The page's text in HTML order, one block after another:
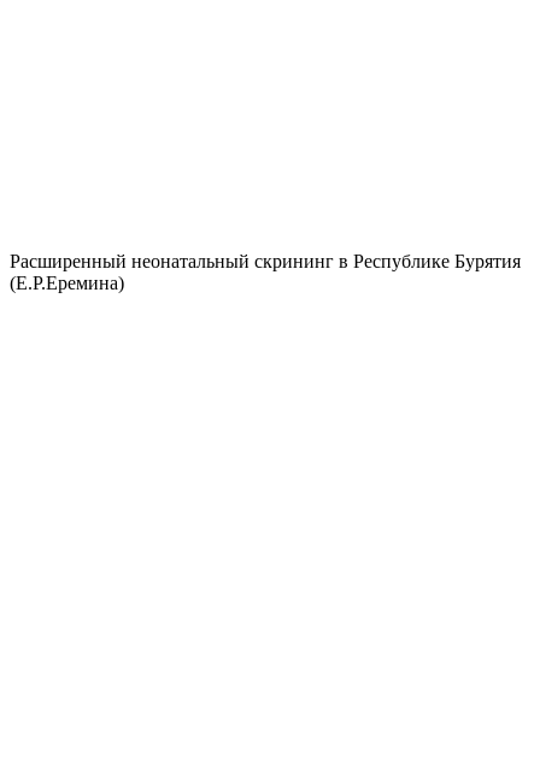
Расширенный неонатальный скрининг в Республике Бурятия
(Е.Р.Еремина)